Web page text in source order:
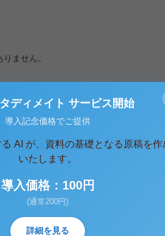
ません。
ディメイト サービス開始
導入記念価格でご提供
AI が、資料の基礎となる原稿を作
いたします。
導入価格：100円
(通常200円)
詳細を見る